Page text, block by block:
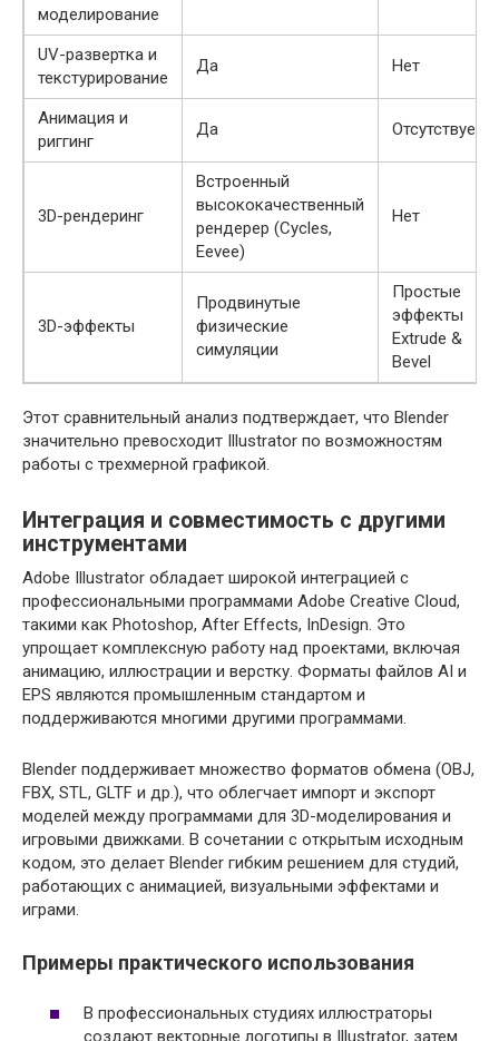
моделирование
UV-развертка и
текстурирование
Да Нет
Анимация и
риггинг
Да Отсутствует
3D-рендеринг
Встроенный
высококачественный
рендерер (Cycles,
Eevee)
Нет
3D-эффекты
Продвинутые
физические
симуляции
Простые
эффекты
Extrude &
Bevel
Этот сравнительный анализ подтверждает, что Blender
значительно превосходит Illustrator по возможностям
работы с трехмерной графикой.
Интеграция и совместимость с другими
инструментами
Adobe Illustrator обладает широкой интеграцией с
профессиональными программами Adobe Creative Cloud,
такими как Photoshop, After Effects, InDesign. Это
упрощает комплексную работу над проектами, включая
анимацию, иллюстрации и верстку. Форматы файлов AI и
EPS являются промышленным стандартом и
поддерживаются многими другими программами.
Blender поддерживает множество форматов обмена (OBJ,
FBX, STL, GLTF и др.), что облегчает импорт и экспорт
моделей между программами для 3D-моделирования и
игровыми движками. В сочетании с открытым исходным
кодом, это делает Blender гибким решением для студий,
работающих с анимацией, визуальными эффектами и
играми.
Примеры практического использования
В профессиональных студиях иллюстраторы
создают векторные логотипы в Illustrator, затем